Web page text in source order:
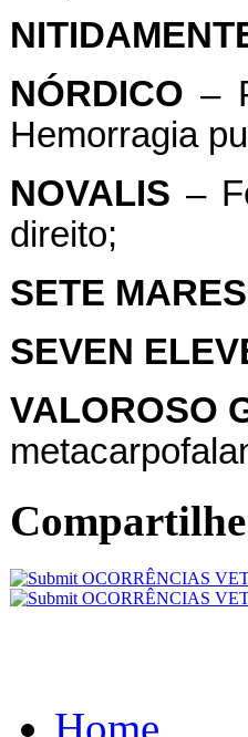
NÓRDICO –
Hemorragia
NOVALIS –
direito;
SETE MARES
SEVEN
VALOROSO
Compartilhe